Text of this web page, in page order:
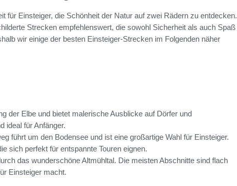
für Einsteiger, die Schönheit der Natur auf zwei Rädern zu entdecken.
Strecken empfehlenswert, die sowohl Sicherheit als auch Spaß
wir einige der besten Einsteiger-Strecken im Folgenden näher
der Elbe und bietet malerische Ausblicke auf Dörfer und
ideal für Anfänger.
führt um den Bodensee und ist eine großartige Wahl für Einsteiger.
sich perfekt für entspannte Touren eignen.
das wunderschöne Altmühltal. Die meisten Abschnitte sind flach
Einsteiger macht.